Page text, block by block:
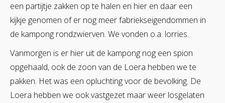
een partijtje zakken op te halen en hier en daar een
kijkje genomen of er nog meer fabriekseigendommen in
de kampong rondzwierven. We vonden o.a. lorries.
Vanmorgen is er hier uit de kampong nog een spion
opgehaald, ook de zoon van de Loera hebben we te
pakken. Het was een opluchting voor de bevolking. De
Loera hebben we ook vastgezet maar weer losgelaten